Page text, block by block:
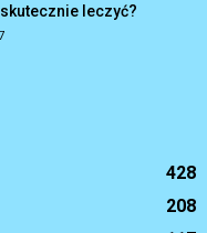
leczyć?
428
208